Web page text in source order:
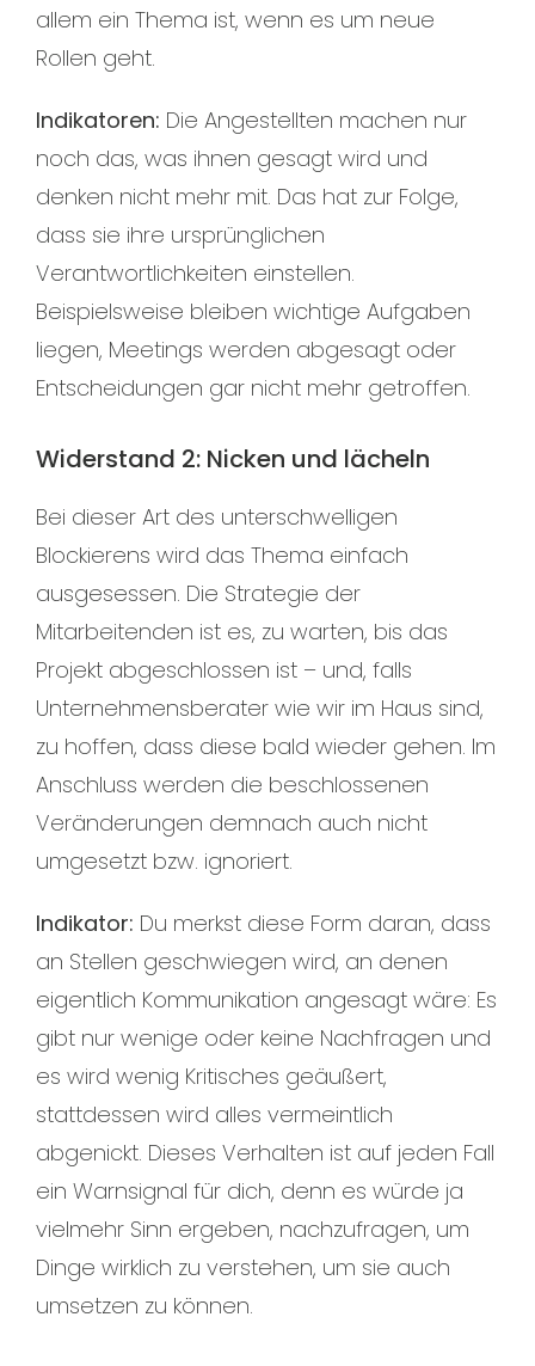
allem ein Thema ist, wenn es um neue
Rollen geht.
Indikatoren: Die Angestellten machen nur
noch das, was ihnen gesagt wird und
denken nicht mehr mit. Das hat zur Folge,
dass sie ihre ursprünglichen
Verantwortlichkeiten einstellen.
Beispielsweise bleiben wichtige Aufgaben
liegen, Meetings werden abgesagt oder
Entscheidungen gar nicht mehr getroffen.
Widerstand 2: Nicken und lächeln
Bei dieser Art des unterschwelligen
Blockierens wird das Thema einfach
ausgesessen. Die Strategie der
Mitarbeitenden ist es, zu warten, bis das
Projekt abgeschlossen ist – und, falls
Unternehmensberater wie wir im Haus sind,
zu hoffen, dass diese bald wieder gehen. Im
Anschluss werden die beschlossenen
Veränderungen demnach auch nicht
umgesetzt bzw. ignoriert.
Indikator: Du merkst diese Form daran, dass
an Stellen geschwiegen wird, an denen
eigentlich Kommunikation angesagt wäre: Es
gibt nur wenige oder keine Nachfragen und
es wird wenig Kritisches geäußert,
stattdessen wird alles vermeintlich
abgenickt. Dieses Verhalten ist auf jeden Fall
ein Warnsignal für dich, denn es würde ja
vielmehr Sinn ergeben, nachzufragen, um
Dinge wirklich zu verstehen, um sie auch
umsetzen zu können.